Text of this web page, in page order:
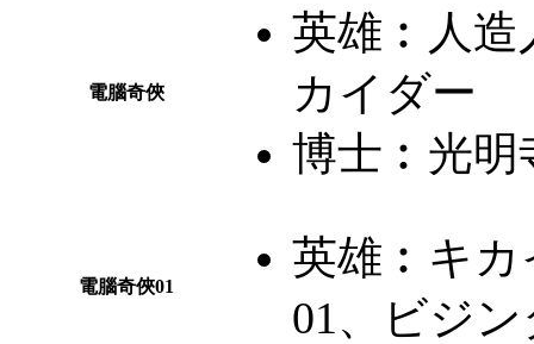
電腦奇俠
英雄︰ 人
カイダー
博士︰ 光明
電腦奇俠01
英雄︰ キカ
01、ビジ